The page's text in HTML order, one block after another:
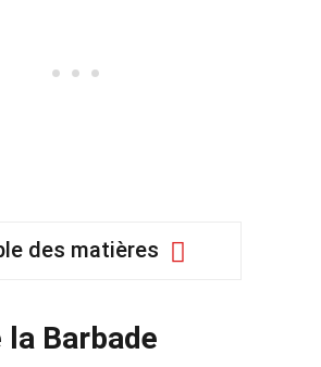
des matières
Barbade